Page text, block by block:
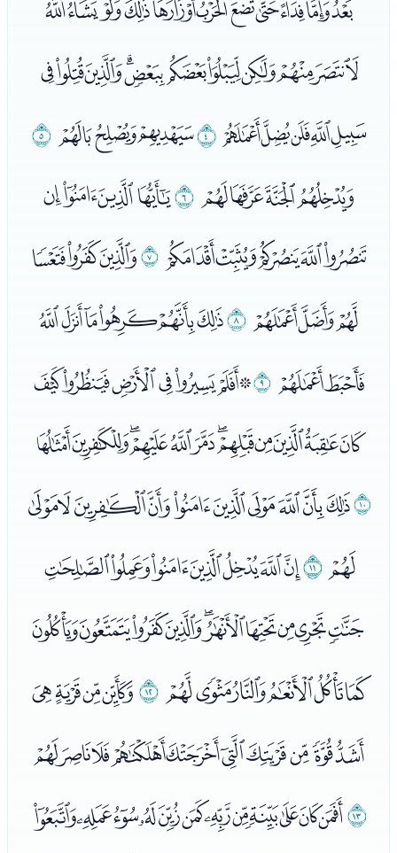
ﮎﮏﮐﮑﮒﮓﮔﮕﮖﮗﮘﮙﮚ
ﮛﮜﮝﮞﮟﮠﮡﮢﮣﮤ
ﮥﮦﮧﮨﮩﮪﮫﮬﮭﮮ
ﮯﮰﮱﯓﯔﯕﯖﯗﯘ
ﯙﯚﯛﯜﯝﯞﯟﯠﯡ
ﯢﯣﯤﯥﯦﯧﯨﯩﯪﯫ
ﯬﯭﯮﯯﯰﯱﯲﯳﯴﯵ
ﯶﯷﯸﯹﯺﯻﯼﯽﯾﯿﰀﰁ
ﰂﰃﰄﰅﰆﰇﰈﰉﰊﰋﰌ
ﰍﰎﭑﭒﭓﭔﭕﭖﭗ
ﭘﭙﭚﭛﭜﭝﭞﭟﭠﭡ
ﭢﭣﭤﭥﭦﭧﭨﭩﭪﭫﭬ
ﭭﭮﭯﭰﭱﭲﭳﭴﭵﭶ
ﭷﭸﭹﭺﭻﭼﭽﭾﭿﮀﮁﮂﮃ